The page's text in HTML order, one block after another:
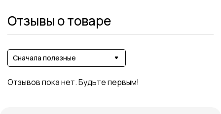
Отзывы о товаре
Сначала полезные
Отзывов пока нет. Будьте первым!